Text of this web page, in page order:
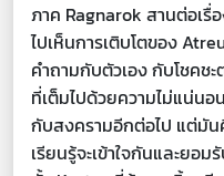
ภาค Ragnarok สานต่อเรื่
ไปเห็นการเติบโตของ
คำถามกับตัวเอง กับโชคช
ที่เต็มไปด้วยความไม่แน่นอ
กับสงครามอีกต่อไป แต่มั
เรียนรู้จะเข้าใจกันและยอ